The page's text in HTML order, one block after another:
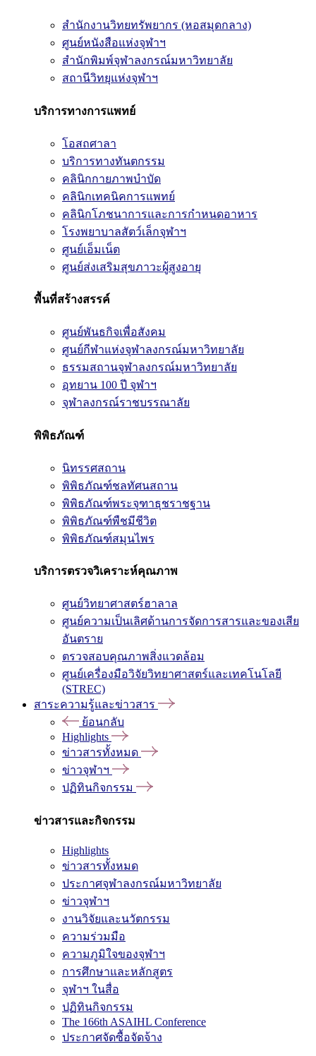
สำนักงานวิทยทรัพยากร (หอสมุดกลาง)
ศูนย์หนังสือแห่งจุฬาฯ
สำนักพิมพ์จุฬาลงกรณ์มหาวิทยาลัย
สถานีวิทยุแห่งจุฬาฯ
บริการทางการแพทย์
โอสถศาลา
บริการทางทันตกรรม
คลินิกกายภาพบำบัด
คลินิกเทคนิคการแพทย์
คลินิกโภชนาการและการกำหนดอาหาร
โรงพยาบาลสัตว์เล็กจุฬาฯ
ศูนย์เอ็มเน็ต
ศูนย์ส่งเสริมสุขภาวะผู้สูงอายุ
พื้นที่สร้างสรรค์
ศูนย์พันธกิจเพื่อสังคม
ศูนย์กีฬาแห่งจุฬาลงกรณ์มหาวิทยาลัย
ธรรมสถานจุฬาลงกรณ์มหาวิทยาลัย
อุทยาน 100 ปี จุฬาฯ
จุฬาลงกรณ์ราชบรรณาลัย
พิพิธภัณฑ์
นิทรรศสถาน
พิพิธภัณฑ์ชลทัศนสถาน
พิพิธภัณฑ์พระจุฑาธุชราชฐาน
พิพิธภัณฑ์พืชมีชีวิต
พิพิธภัณฑ์สมุนไพร
บริการตรวจวิเคราะห์คุณภาพ
ศูนย์วิทยาศาสตร์ฮาลาล
ศูนย์ความเป็นเลิศด้านการจัดการสารและของเสีย
อันตราย
ตรวจสอบคุณภาพสิ่งแวดล้อม
ศูนย์เครื่องมือวิจัยวิทยาศาสตร์และเทคโนโลยี
(STREC)
สาระความรู้และข่าวสาร
ย้อนกลับ
Highlights
ข่าวสารทั้งหมด
ข่าวจุฬาฯ
ปฏิทินกิจกรรม
ข่าวสารและกิจกรรม
Highlights
ข่าวสารทั้งหมด
ประกาศจุฬาลงกรณ์มหาวิทยาลัย
ข่าวจุฬาฯ
งานวิจัยและนวัตกรรม
ความร่วมมือ
ความภูมิใจของจุฬาฯ
การศึกษาและหลักสูตร
จุฬาฯ ในสื่อ
ปฏิทินกิจกรรม
The 166th ASAIHL Conference
ประกาศจัดซื้อจัดจ้าง